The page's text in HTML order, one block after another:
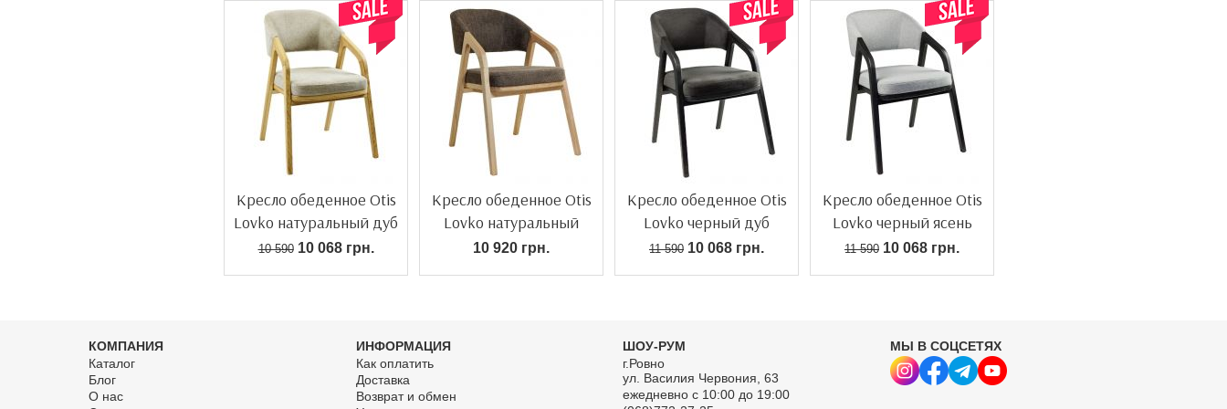
Кресло обеденное Otis
Lovko натуральный дуб
10 59010 068 грн.
Кресло обеденное Otis
Lovko натуральный
ясень
10 920 грн.
Кресло обеденное Otis
Lovko черный дуб
11 590 10 068 грн.
Кресло обеденное Otis
Lovko черный ясень
11 590 10 068 грн.
КОМПАНИЯ
Каталог
Блог
О нас
ИНФОРМАЦИЯ
Как оплатить
Доставка
Возврат и обмен
ШОУ-РУМ
г.Ровно
ул. Василия Червония, 63
ежедневно с 10:00 до 19:00
МЫ В СОЦСЕТЯХ